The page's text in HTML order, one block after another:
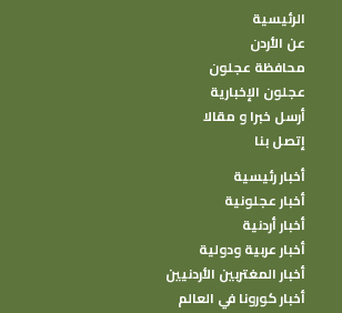
الرئيسية
عن الأردن
محافظة عجلون
عجلون الإخبارية
أرسل خبرا و مقالا
إتصل بنا
أخبار رئيسية
أخبار عجلونية
أخبار أردنية
أخبار عربية ودولية
أخبار المغتربين الأردنيين
أخبار كورونا في العالم